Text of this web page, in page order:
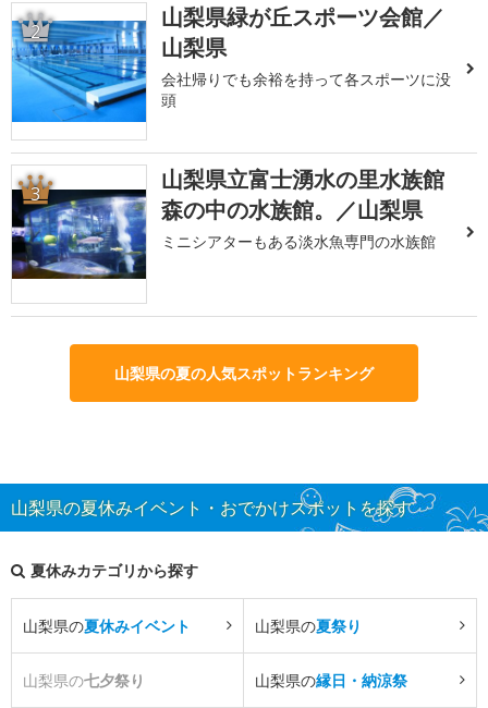
2
山梨県緑が丘スポーツ会館／
山梨県
会社帰りでも余裕を持って各スポーツに没
頭
3
山梨県立富士湧水の里水族館
森の中の水族館。／山梨県
ミニシアターもある淡水魚専門の水族館
山梨県の夏の人気スポットランキング
山梨県の夏休みイベント・おでかけスポットを探す
夏休みカテゴリから探す
山梨県の夏休みイベント 山梨県の夏祭り
山梨県の七夕祭り 山梨県の縁日・納涼祭